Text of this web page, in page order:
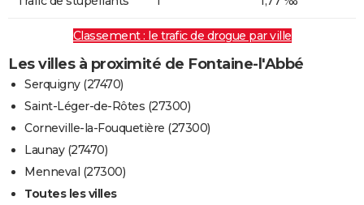
Classement : le trafic de drogue par ville
Les villes à proximité de Fontaine-l'Abbé
Serquigny (27470)
Saint-Léger-de-Rôtes (27300)
Corneville-la-Fouquetière (27300)
Launay (27470)
Menneval (27300)
Toutes les villes